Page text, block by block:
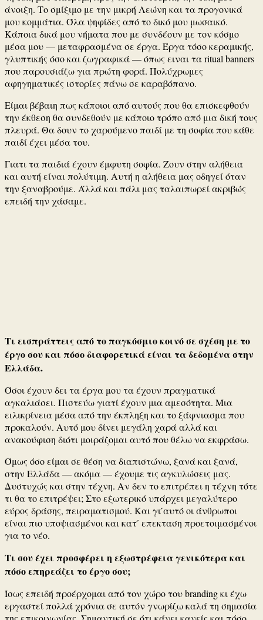
άνοιξη. Το σμίξιμο με την μικρή Λεώνη και τα προγονικά
μου κομμάτια. Όλα ψηφίδες από το δικό μου μωσαικό.
Κάποια δικά μου νήματα που με συνδέουν με τον κόσμο
μέσα μου — μεταφρασμένα σε έργα. Έργα τόσο κεραμικής,
γλυπτικής όσο και ζωγραφικά — όπως ειναι τα ritual banners
που παρουσιάζω για πρώτη φορά. Πολύχρωμες
αφηγηματικές ιστορίες πάνω σε καραβόπανο.
Είμαι βέβαιη πως κάποιοι από αυτούς που θα επισκεφθούν
την έκθεση θα συνδεθούν με κάποιο τρόπο από μια δική τους
πλευρά. Θα δουν το χαρούμενο παιδί με τη σοφία που κάθε
παιδί έχει μέσα του.
Γιατι τα παιδιά έχουν έμφυτη σοφία. Ζουν στην αλήθεια
και αυτή είναι πολύτιμη. Αυτή η αλήθεια μας οδηγεί όταν
την ξαναβρούμε. Άλλά και πάλι μας ταλαιπωρεί ακριβώς
επειδή την χάσαμε.
Τι εισπράττεις από το παγκόσμιο κοινό σε σχέση με το
έργο σου και πόσο διαφορετικά είναι τα δεδομένα στην
Ελλάδα.
Όσοι έχουν δει τα έργα μου τα έχουν πραγματικά
αγκαλιάσει. Πιστεύω γιατί έχουν μια αμεσότητα. Μια
ειλικρίνεια μέσα από την έκπληξη και το ξάφνιασμα που
προκαλούν. Αυτό μου δίνει μεγάλη χαρά αλλά και
ανακούφιση διότι μοιράζομαι αυτό που θέλω να εκφράσω.
Όμως όσο είμαι σε θέση να διαπιστώνω, ξανά και ξανά,
στην Ελλάδα — ακόμα — έχουμε τις αγκυλώσεις μας.
Δυστυχώς και στην τέχνη. Αν δεν το επιτρέπει η τέχνη τότε
τι θα το επιτρέψει; Στο εξωτερικό υπάρχει μεγαλύτερο
εύρος δράσης, πειραματισμού. Και γι ́αυτό οι άνθρωποι
είναι πιο υποψιασμένοι και κατ ́ επεκταση προετοιμασμένοι
για το νέο.
Τι σου έχει προσφέρει η εξωστρέφεια γενικότερα και
πόσο επηρεάζει το έργο σου;
Ίσως επειδή προέρχομαι από τον χώρο του branding κι έχω
εργαστεί πολλά χρόνια σε αυτόν γνωρίζω καλά τη σημασία